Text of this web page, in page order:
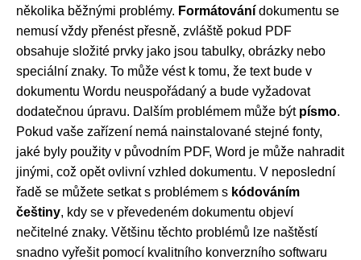
několika běžnými problémy. Formátování dokumentu se
nemusí vždy přenést přesně, zvláště pokud PDF
obsahuje složité prvky jako jsou tabulky, obrázky nebo
speciální znaky. To může vést k tomu, že text bude v
dokumentu Wordu neuspořádaný a bude vyžadovat
dodatečnou úpravu. Dalším problémem může být písmo.
Pokud vaše zařízení nemá nainstalované stejné fonty,
jaké byly použity v původním PDF, Word je může nahradit
jinými, což opět ovlivní vzhled dokumentu. V neposlední
řadě se můžete setkat s problémem s kódováním
češtiny, kdy se v převedeném dokumentu objeví
nečitelné znaky. Většinu těchto problémů lze naštěstí
snadno vyřešit pomocí kvalitního konverzního softwaru